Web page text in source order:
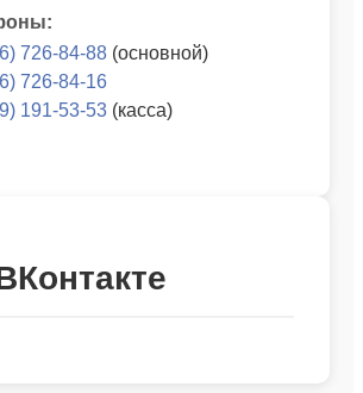
726-84-88 (основной)
726-84-16
191-53-53 (касса)